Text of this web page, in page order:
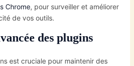
Chrome, pour surveiller et améliorer
de vos outils.
des plugins
est cruciale pour maintenir des